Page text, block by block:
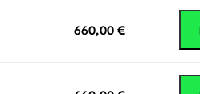
660,00 €